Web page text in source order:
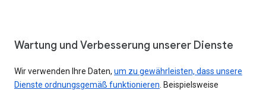
Wartung und Verbesserung unserer Dienste
Wir verwenden Ihre Daten, um zu gewährleisten, dass unsere
Dienste ordnungsgemäß funktionieren . Beispielsweise